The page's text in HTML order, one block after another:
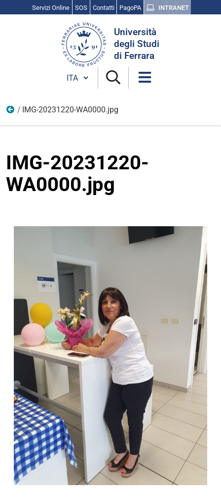
Servizi Online SOS Contatti PagoPA INTRANET
Università
degli Studi
di Ferrara
Cambia lingua
Persone
IMG-20231220-WA0000.jpg
IMG-20231220-
WA0000.jpg